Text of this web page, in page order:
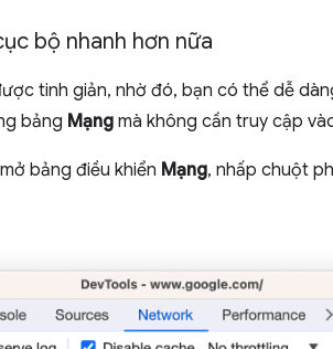
bộ nhanh hơn nữa
tinh giản, nhờ đó, bạn có thể dễ
bảng Mạng mà không cần truy cập
bảng điều khiển Mạng, nhấp chuột